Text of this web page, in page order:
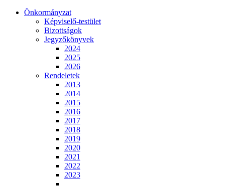
Önkormányzat
Képviselő-testület
Bizottságok
Jegyzőkönyvek
2024
2025
2026
Rendeletek
2013
2014
2015
2016
2017
2018
2019
2020
2021
2022
2023